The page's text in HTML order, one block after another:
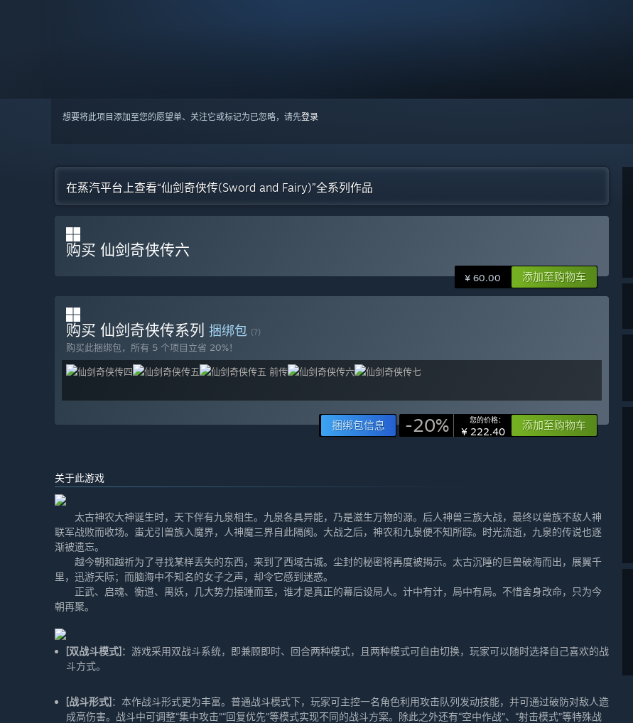
想要将此项目添加至您的愿望单、关注它或标记为已忽略，请先登录
在蒸汽平台上查看“仙剑奇侠传(Sword and Fairy)”全系列作品
购买 仙剑奇侠传六
¥ 60.00 添加至购物车
购买 仙剑奇侠传系列 捆绑包 (?)
购买此捆绑包，所有 5 个项目立省 20%！
捆绑包信息 -20% 您的价格：
¥ 222.40 添加至购物车
关于此游戏
太古神农大神诞生时，天下伴有九泉相生。九泉各具异能，乃是滋生万物的源。后人神兽三族大战，最终以兽族不敌人神
联军战败而收场。蚩尤引兽族入魔界，人神魔三界自此隔阂。大战之后，神农和九泉便不知所踪。时光流逝，九泉的传说也逐
渐被遗忘。
越今朝和越祈为了寻找某样丢失的东西，来到了西域古城。尘封的秘密将再度被揭示。太古沉睡的巨兽破海而出，展翼千
里，迅游天际；而脑海中不知名的女子之声，却令它感到迷惑。
正武、启魂、衡道、禺妖，几大势力接踵而至，谁才是真正的幕后设局人。计中有计，局中有局。不惜舍身改命，只为今
朝再聚。
[双战斗模式]：游戏采用双战斗系统，即兼顾即时、回合两种模式，且两种模式可自由切换，玩家可以随时选择自己喜欢的战
斗方式。
[战斗形式]：本作战斗形式更为丰富。普通战斗模式下，玩家可主控一名角色利用攻击队列发动技能，并可通过破防对敌人造
成高伤害。战斗中可调整“集中攻击”“回复优先”等模式实现不同的战斗方案。除此之外还有“空中作战”、“射击模式”等特殊战